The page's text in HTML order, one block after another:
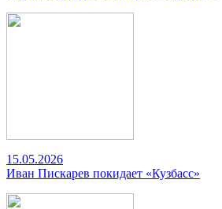
15.05.2026
Иван Пискарев покидает «Кузбасс»